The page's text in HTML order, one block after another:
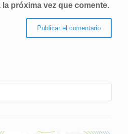
próxima vez que comente.